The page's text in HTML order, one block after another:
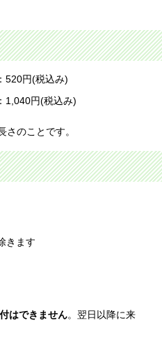
520円(税込み)
1,040円(税込み)
さのことです。
きます
はできません。翌日以降に来